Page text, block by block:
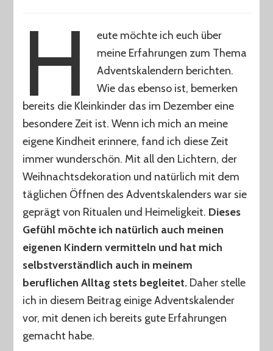
Kleinkinder
H
eute möchte ich euch über
meine Erfahrungen zum Thema
Adventskalendern berichten.
Wie das ebenso ist, bemerken
bereits die Kleinkinder das im Dezember eine
besondere Zeit ist. Wenn ich mich an meine
eigene Kindheit erinnere, fand ich diese Zeit
immer wunderschön. Mit all den Lichtern, der
Weihnachtsdekoration und natürlich mit dem
täglichen Öffnen des Adventskalenders war sie
geprägt von Ritualen und Heimeligkeit. Dieses
Gefühl möchte ich natürlich auch meinen
eigenen Kindern vermitteln und hat mich
selbstverständlich auch in meinem
beruflichen Alltag stets begleitet. Daher stelle
ich in diesem Beitrag einige Adventskalender
vor, mit denen ich bereits gute Erfahrungen
gemacht habe.